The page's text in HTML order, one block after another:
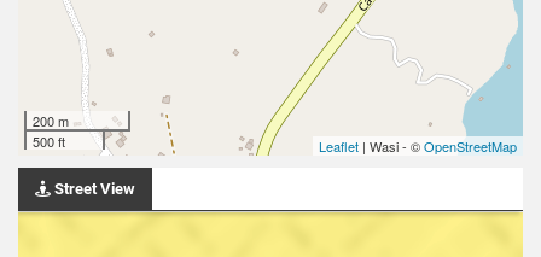
200 m
500 ft
Leaflet | Wasi - ©OpenStreetMap
Street View